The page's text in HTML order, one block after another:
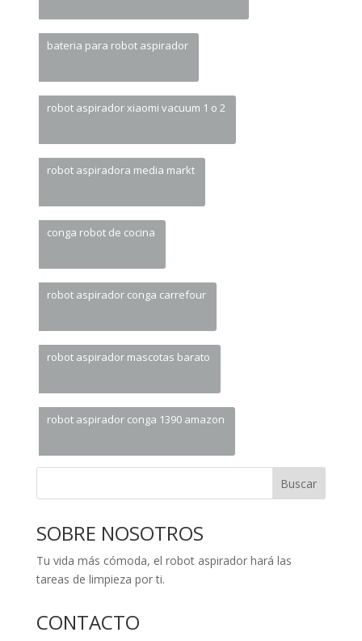
bateria para robot aspirador
robot aspirador xiaomi vacuum 1 o 2
robot aspiradora media markt
conga robot de cocina
robot aspirador conga carrefour
robot aspirador mascotas barato
robot aspirador conga 1390 amazon
Buscar
SOBRE NOSOTROS
Tu vida más cómoda, el robot aspirador hará las
tareas de limpieza por ti.
CONTACTO